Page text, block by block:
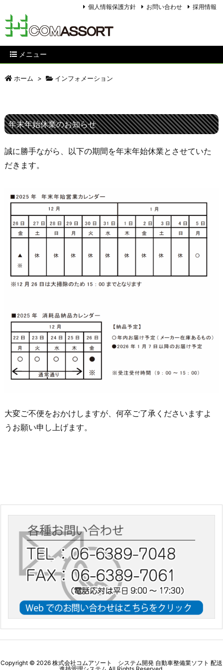
メニュー
個人情報保護方針 お問い合わせ 採用情報
ホーム > インフォメーション
年末年始休業のお知らせ
誠に勝手ながら、以下の期間を年末年始休業とさせていた
だきます。
大変ご不便をおかけしますが、何卒ご了承くださいますよ
うお願い申し上げます。
Copyright © 2026 株式会社コムアソート システム開発 自動車整備業ソフト 配送